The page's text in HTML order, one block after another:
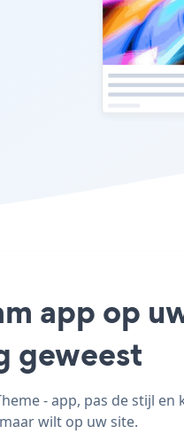
app op
geweest
- app, pas de stijl
wilt op uw site.